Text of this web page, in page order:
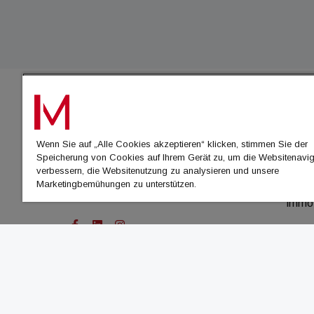
Wenn Sie auf „Alle Cookies akzeptieren“ klicken, stimmen Sie der
Speicherung von Cookies auf Ihrem Gerät zu, um die
verbessern, die Websitenutzung zu analysieren und unsere
Marketingbemühungen zu unterstützen.